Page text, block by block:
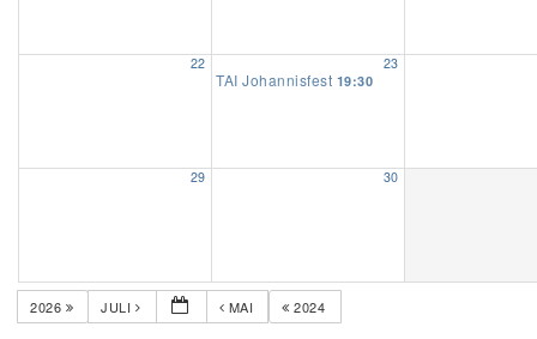
22 23
TAI Johannisfest 19:30
29 30
2024
MAI
JULI
2026